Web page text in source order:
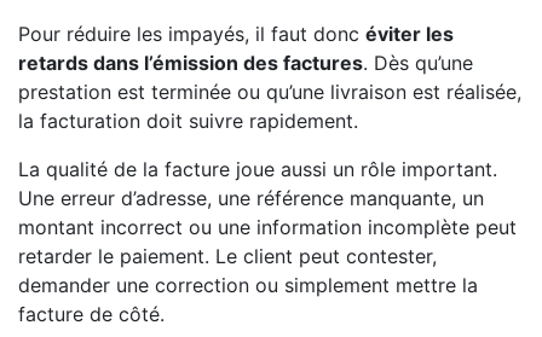
Pour réduire les impayés, il faut donc éviter les
retards dans l’émission des factures. Dès qu’une
prestation est terminée ou qu’une livraison est réalisée,
la facturation doit suivre rapidement.
La qualité de la facture joue aussi un rôle important.
Une erreur d’adresse, une référence manquante, un
montant incorrect ou une information incomplète peut
retarder le paiement. Le client peut contester,
demander une correction ou simplement mettre la
facture de côté.